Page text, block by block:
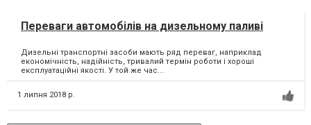
Переваги автомобілів на дизельному паливі
Дизельні транспортні засоби мають ряд переваг, наприклад
економічність, надійність, тривалий термін роботи і хороші
експлуатаційні якості. У той же час...
1 липня 2018 р.